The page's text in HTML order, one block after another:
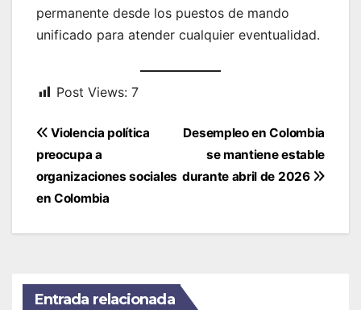
permanente desde los puestos de mando
unificado para atender cualquier eventualidad.
Post Views: 7
Navegación
de
entradas
Desempleo en Colombia
se mantiene estable
durante abril de 2026
Violencia política
preocupa a
organizaciones sociales
en Colombia
Entrada relacionada